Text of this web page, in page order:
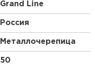
Grand Line
Россия
Металлочерепица
50